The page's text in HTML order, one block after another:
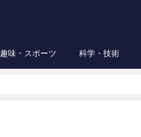
趣味・スポーツ 科学・技術